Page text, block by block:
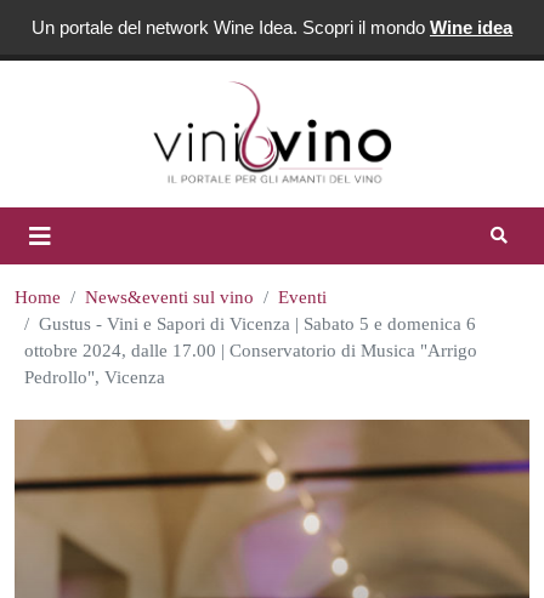
Un portale del network Wine Idea. Scopri il mondo Wine idea
Home News&eventi sul vino
Eventi
Gustus - Vini e Sapori di Vicenza | Sabato 5 e domenica 6
ottobre 2024, dalle 17.00 | Conservatorio di Musica "Arrigo
Pedrollo", Vicenza